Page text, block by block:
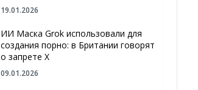
19.01.2026
ИИ Маска Grok использовали для
создания порно: в Британии говорят
о запрете Х
09.01.2026